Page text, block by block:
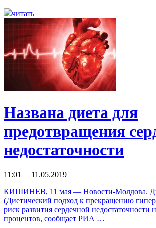
читать
Названа диета для
предотвращения
недостаточности
11:01 11.05.2019
КИШИНЕВ, 11 мая — Новости-Молдова.
(Диетический подход к прекращению
риск развития сердечной недостаточности
процентов, сообщает РИА …